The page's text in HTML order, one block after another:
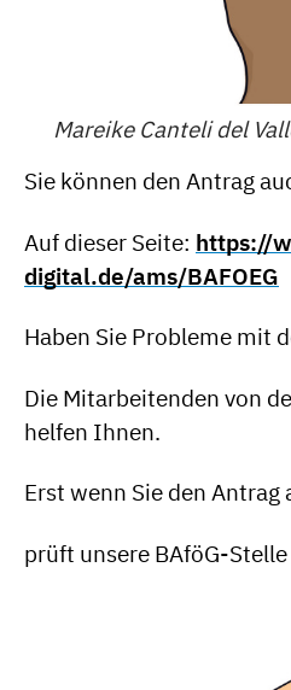
Mareike Canteli del
Sie können den Antrag
Auf dieser Seite: https://
digital.de/ams/BAFOEG
Haben Sie Probleme mit
Die Mitarbeitenden von
helfen Ihnen.
Erst wenn Sie den
prüft unsere BAföG-